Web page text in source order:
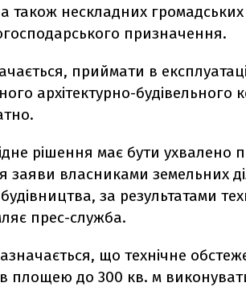
а також нескладних громадських
призначення.
приймати в
архітектурно-будівельного
рішення має бути ухвалено
заяви власниками земельних
будівництва, за результатами
прес-служба.
що технічне
площею до 300 кв. м